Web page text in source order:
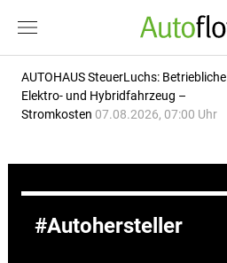
AUTOHAUS SteuerLuchs: Betriebliche
Elektro- und Hybridfahrzeug –
Stromkosten 07.08.2026, 07:00 Uhr
Autohersteller